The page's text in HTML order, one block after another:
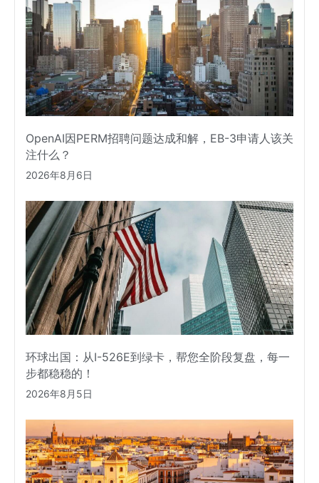
OpenAI因PERM招聘问题达成和解，EB-3申请人该关
注什么？
2026年8月6日
环球出国：从I-526E到绿卡，帮您全阶段复盘，每一
步都稳稳的！
2026年8月5日